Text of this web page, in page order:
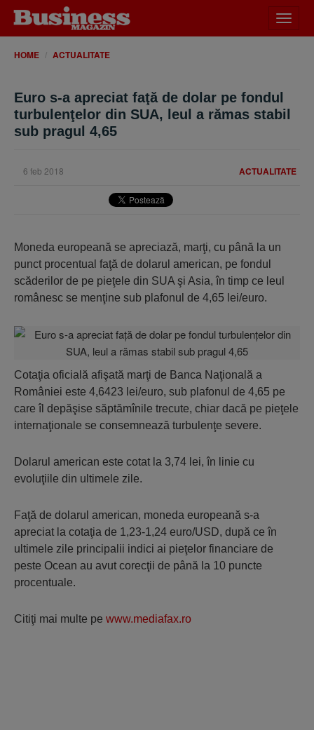
meniu
HOME ACTUALITATE
Euro s-a apreciat faţă de dolar pe fondul
turbulenţelor din SUA, leul a rămas stabil
sub pragul 4,65
ACTUALITATE
6 feb 2018
Moneda europeană se apreciază, marţi, cu până la un
punct procentual faţă de dolarul american, pe fondul
scăderilor de pe pieţele din SUA şi Asia, în timp ce leul
românesc se menţine sub plafonul de 4,65 lei/euro.
Cotaţia oficială afişată marţi de Banca Naţională a
României este 4,6423 lei/euro, sub plafonul de 4,65 pe
care îl depăşise săptămînile trecute, chiar dacă pe pieţele
internaţionale se consemnează turbulenţe severe.
Dolarul american este cotat la 3,74 lei, în linie cu
evoluţiile din ultimele zile.
Faţă de dolarul american, moneda europeană s-a
apreciat la cotaţia de 1,23-1,24 euro/USD, după ce în
ultimele zile principalii indici ai pieţelor financiare de
peste Ocean au avut corecţii de până la 10 puncte
procentuale.
Citiţi mai multe pe www.mediafax.ro